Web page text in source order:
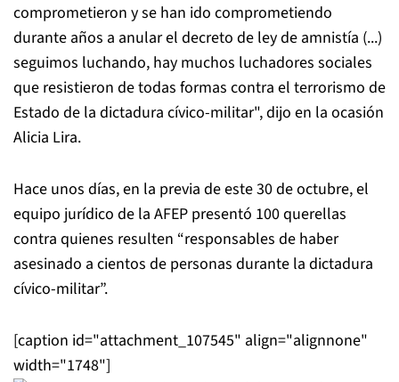
comprometieron y se han ido comprometiendo
durante años a anular el decreto de ley de amnistía (...)
seguimos luchando, hay muchos luchadores sociales
que resistieron de todas formas contra el terrorismo de
Estado de la dictadura cívico-militar", dijo en la ocasión
Alicia Lira.
Hace unos días, en la previa de este 30 de octubre, el
equipo jurídico de la AFEP presentó 100 querellas
contra quienes resulten “responsables de haber
asesinado a cientos de personas durante la dictadura
cívico-militar”.
[caption id="attachment_107545" align="alignnone"
width="1748"]